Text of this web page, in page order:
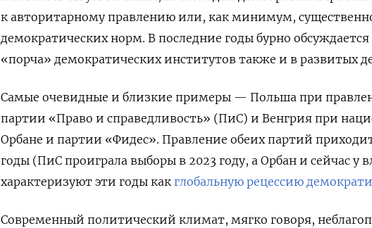
к авторитарному правлению или, как минимум,
демократических норм. В последние годы бурно
«порча» демократических институтов также и в развитых
Самые очевидные и близкие примеры — Польша при
партии «Право и справедливость» (ПиС) и Венгрия при
Орбане и партии «Фидес». Правление обеих партий
годы (ПиС проиграла выборы в 2023 году, а Орбан и сейчас у
характеризуют эти годы как глобальную рецессию
Современный политический климат, мягко говоря,